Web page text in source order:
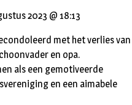
2023 @ 18:13
met het verlies van
en opa.
als een gemotiveerde
en een aimabele